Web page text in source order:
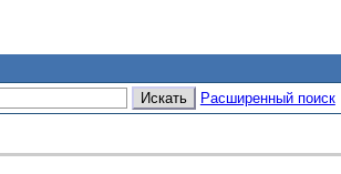
Расширенный поиск